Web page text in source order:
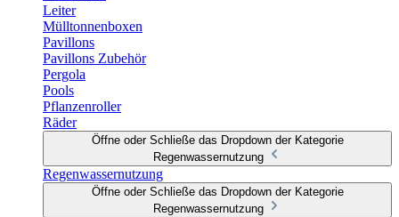
Leiter
Mülltonnenboxen
Pavillons
Pavillons Zubehör
Pergola
Pools
Pflanzenroller
Räder
Öffne oder Schließe das Dropdown der Kategorie
Regenwassernutzung
Regenwassernutzung
Öffne oder Schließe das Dropdown der Kategorie
Regenwassernutzung